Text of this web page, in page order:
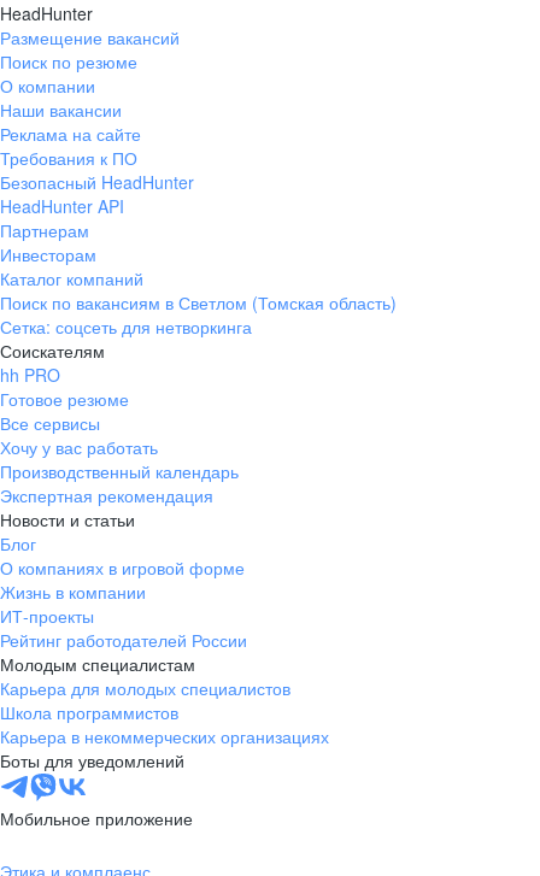
HeadHunter
Размещение вакансий
Поиск по резюме
О компании
Наши вакансии
Реклама на сайте
Требования к ПО
Безопасный HeadHunter
HeadHunter API
Партнерам
Инвесторам
Каталог компаний
Поиск по вакансиям в Светлом (Томская область)
Сетка: соцсеть для нетворкинга
Соискателям
hh PRO
Готовое резюме
Все сервисы
Хочу у вас работать
Производственный календарь
Экспертная рекомендация
Новости и статьи
Блог
О компаниях в игровой форме
Жизнь в компании
ИТ-проекты
Рейтинг работодателей России
Молодым специалистам
Карьера для молодых специалистов
Школа программистов
Карьера в некоммерческих организациях
Боты для уведомлений
Мобильное приложение